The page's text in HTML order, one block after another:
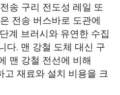
송 구리 전도성 레일 또
전송 버스바로 도관에
계 브러시와 유연한 수집
다. 맨 강철 도체 대신 구
맨 강철 전선에 비해
고 재료와 설치 비용을 크